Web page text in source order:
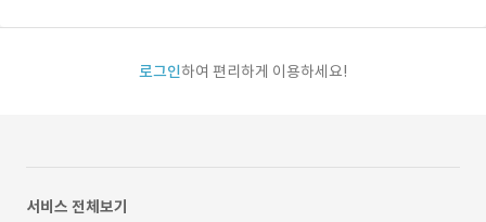
로그인하여 편리하게 이용하세요!
서비스 전체보기